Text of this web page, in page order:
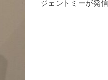
ジェントミーが発